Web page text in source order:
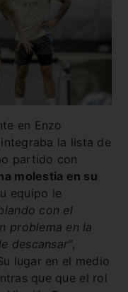
en Enzo
la lista de
partido con
molestia en su
equipo le
con el
problema en la
descansar”,
lugar en el medio
que que el rol